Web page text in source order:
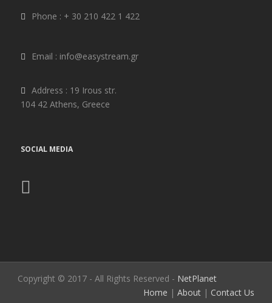
Phone : + 30 210 422 1 422
Email : info@easystream.gr
Address : ​19 Irous str.
104 42 Athens, Greece
SOCIAL MEDIA
Copyright © 2017 - All Rights Reserved - NetPlanet
Home | About | Contact Us